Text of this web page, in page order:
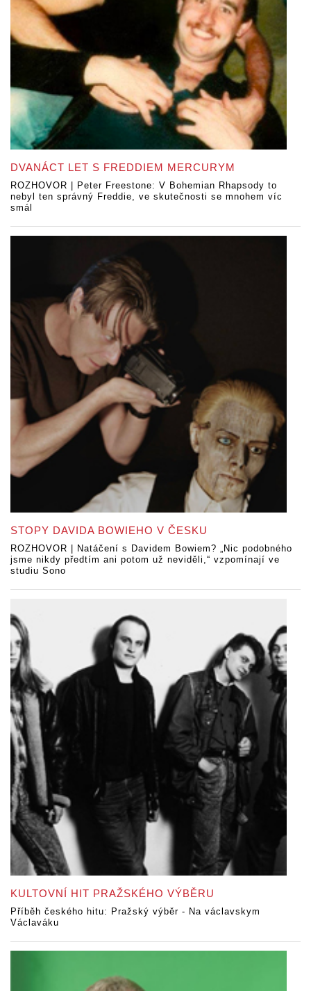
DVANÁCT LET S FREDDIEM MERCURYM
ROZHOVOR | Peter Freestone: V Bohemian Rhapsody to
nebyl ten správný Freddie, ve skutečnosti se mnohem víc
smál
STOPY DAVIDA BOWIEHO V ČESKU
ROZHOVOR | Natáčení s Davidem Bowiem? „Nic podobného
jsme nikdy předtím ani potom už neviděli,“ vzpomínají ve
studiu Sono
KULTOVNÍ HIT PRAŽSKÉHO VÝBĚRU
Příběh českého hitu: Pražský výběr - Na václavskym
Václaváku